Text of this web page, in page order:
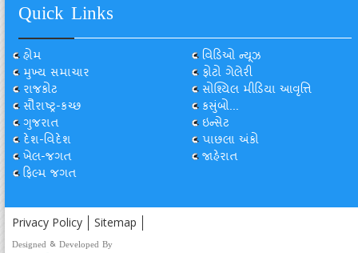
Quick Links
હોમ
મુખ્ય સમાચાર
રાજકોટ
સૌરાષ્ટ્ર-કચ્છ
ગુજરાત
દેશ-વિદેશ
ખેલ-જગત
ફિલ્મ જગત
વિડિઓ ન્યૂઝ
ફોટો ગેલેરી
સોશ્યિલ મીડિયા આવૃત્તિ
કસુંબો...
ઇન્સેટ
પાછલા અંકો
જાહેરાત
Privacy Policy Sitemap
Designed & Developed By